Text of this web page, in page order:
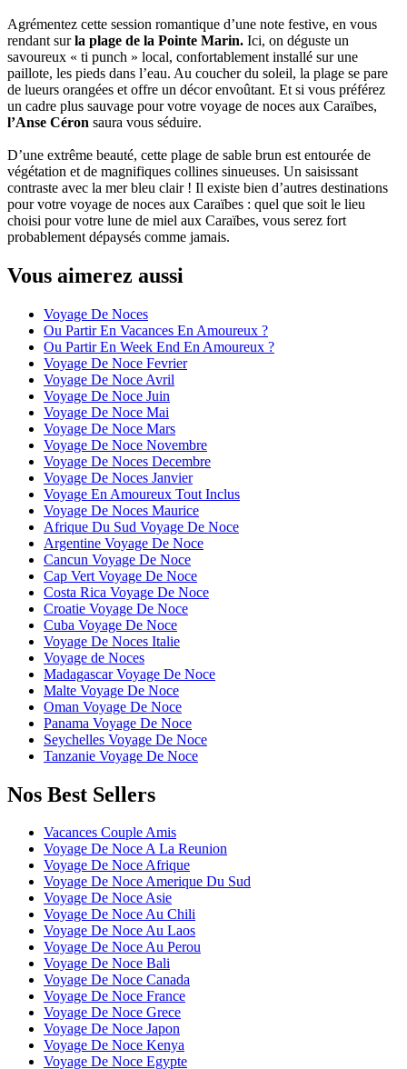
Agrémentez cette session romantique d’une note festive, en vous
rendant surla plage de la Pointe Marin. Ici, on déguste un
savoureux « ti punch » local, confortablement installé sur une
paillote, les pieds dans l’eau. Au coucher du soleil, la plage se pare
de lueurs orangées et offre un décor envoûtant. Et si vous préférez
un cadre plus sauvage pour votre voyage de noces aux Caraïbes,
l’Anse Céron saura vous séduire.
D’une extrême beauté, cette plage de sable brun est entourée de
végétation et de magnifiques collines sinueuses. Un saisissant
contraste avec la mer bleu clair ! Il existe bien d’autres destinations
pour votre voyage de noces aux Caraïbes : quel que soit le lieu
choisi pour votre lune de miel aux Caraïbes, vous serez fort
probablement dépaysés comme jamais.
Vous aimerez aussi
Voyage De Noces
Ou Partir En Vacances En Amoureux ?
Ou Partir En Week End En Amoureux ?
Voyage De Noce Fevrier
Voyage De Noce Avril
Voyage De Noce Juin
Voyage De Noce Mai
Voyage De Noce Mars
Voyage De Noce Novembre
Voyage De Noces Decembre
Voyage De Noces Janvier
Voyage En Amoureux Tout Inclus
Voyage De Noces Maurice
Afrique Du Sud Voyage De Noce
Argentine Voyage De Noce
Cancun Voyage De Noce
Cap Vert Voyage De Noce
Costa Rica Voyage De Noce
Croatie Voyage De Noce
Cuba Voyage De Noce
Voyage De Noces Italie
Voyage de Noces
Madagascar Voyage De Noce
Malte Voyage De Noce
Oman Voyage De Noce
Panama Voyage De Noce
Seychelles Voyage De Noce
Tanzanie Voyage De Noce
Nos Best Sellers
Vacances Couple Amis
Voyage De Noce A La Reunion
Voyage De Noce Afrique
Voyage De Noce Amerique Du Sud
Voyage De Noce Asie
Voyage De Noce Au Chili
Voyage De Noce Au Laos
Voyage De Noce Au Perou
Voyage De Noce Bali
Voyage De Noce Canada
Voyage De Noce France
Voyage De Noce Grece
Voyage De Noce Japon
Voyage De Noce Kenya
Voyage De Noce Egypte